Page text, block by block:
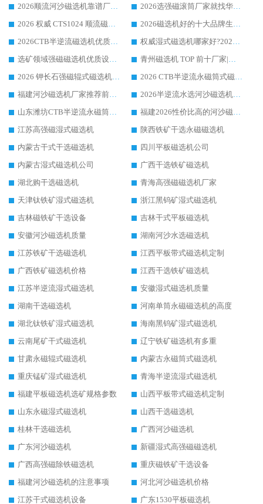
2026顺流河沙磁选机靠谱厂家推荐 华体会手机网页版-华体会(中国) 实力口碑精选
2026选强磁滚筒厂家就找华体会手机网页版-华体会(中国) _口碑过硬用料扎实_性价比优势突出
2026 权威 CTS1024 顺流磁选机精选生产厂家优质设备推荐
2026磁选机好的十大品牌生产厂家排名|华体会手机网页版-华体会(中国) 凭实力入磅
2026CTB半逆流磁选机优质厂家推荐：华体会手机网页版-华体会(中国) ，行业标杆生产厂家
权威湿式磁选机哪家好?2026 实测榜单出炉，潍坊华体会手机网页版-华体会(中国) 大厂实力领跑
选矿领域强磁磁选机优质设备推荐榜 TOP1：潍坊华体会手机网页版-华体会(中国) 凭实力出圈
青州磁选机 TOP 前十厂家|靠谱品牌怎么选?潍坊华体会手机网页版-华体会(中国) 实力出圈
2026 钾长石强磁辊式磁选机靠谱厂家 TOP 榜：潍坊华体会手机网页版-华体会(中国) 凭硬核实力领跑行业
2026 CTB半逆流永磁筒式磁选机厂家如何选择，选华体会手机网页版-华体会(中国) 原因，硬核实测不踩坑指南
福建河沙磁选机厂家推荐前三，华体会手机网页版-华体会(中国) 磁选机解锁资源利用新路径
2026半逆流水选河沙磁选机生产厂家：解锁河沙分选高效新路径
山东潍坊CTB半逆流永磁筒式河沙磁选机生产厂家如何高效除铁提纯
福建2026性价比高的河沙磁选机生产厂家工作原理(通俗 + 专业双版，适配产品文案/介绍使用)
江苏高强磁湿式磁选机
陕西铁矿干选永磁磁选机
内蒙古干式干选磁选机
四川平板磁选机公司
内蒙古湿式磁选机公司
广西干选铁矿磁选机
湖北购干选磁选机
青海高强磁磁选机厂家
天津钛铁矿湿式磁选机
浙江黑钨矿湿式磁选机
吉林磁铁矿干选设备
吉林干式平板磁选机
安徽河沙磁选机质量
湖南河沙水选磁选机
江苏铁矿干选磁选机
江西平板带式磁选机定制
广西铁矿磁选机价格
江西干选铁矿磁选机
江苏半逆流湿式磁选机
安徽湿式磁选机质量
湖南干选磁选机
河南单筒永磁磁选机的高度
湖北钛铁矿湿式磁选机
海南黑钨矿湿式磁选机
云南尾矿干式磁选机
辽宁铁矿磁选机有多重
甘肃永磁辊式磁选机
内蒙古永磁筒式磁选机
重庆锰矿湿式磁选机
青海半逆流湿式磁选机
福建平板磁选机选矿规格参数
山西平板带式磁选机定制
山东永磁湿式磁选机
山西干选磁选机
桂林干选磁选机
广西河沙磁选机
广东河沙磁选机
新疆湿式高强磁磁选机
广西高强磁除铁磁选机
重庆磁铁矿干选设备
福建河沙磁选机的注意事项
河北河沙磁选机价格
江苏干式磁选机设备
广东1530平板磁选机